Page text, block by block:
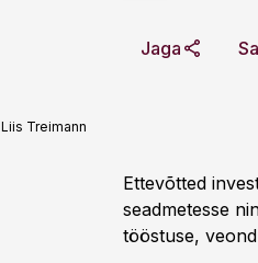
Jaga
Liis Treimann
Ettevõtted
seadmetesse
tööstuse,